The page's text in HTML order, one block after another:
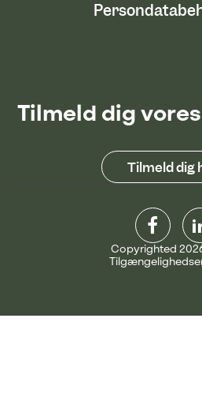
Tilmeld dig
Tilmeld dig
Copyrighted